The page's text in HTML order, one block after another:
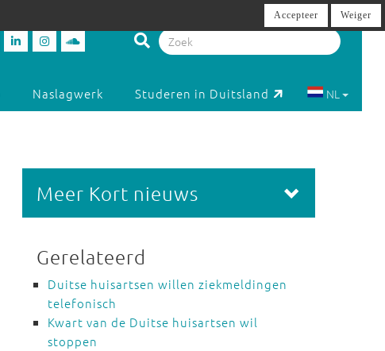
Naslagwerk Studeren in Duitsland NL
Meer Kort nieuws
Gerelateerd
Duitse huisartsen willen ziekmeldingen
telefonisch
Kwart van de Duitse huisartsen wil
stoppen
Accepteer Weiger